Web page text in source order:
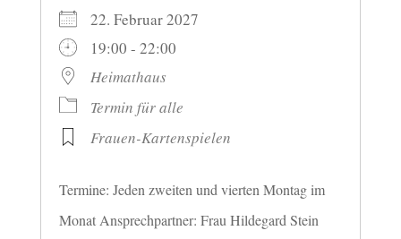
22. Februar 2027
19:00 - 22:00
Heimathaus
Termin für alle
Frauen-Kartenspielen
Termine: Jeden zweiten und vierten Montag im
Monat Ansprechpartner: Frau Hildegard Stein